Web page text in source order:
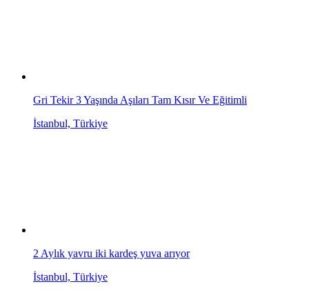
Gri Tekir 3 Yaşında Aşıları Tam Kısır Ve Eğitimli
İstanbul, Türkiye
2 Aylık yavru iki kardeş yuva arıyor
İstanbul, Türkiye